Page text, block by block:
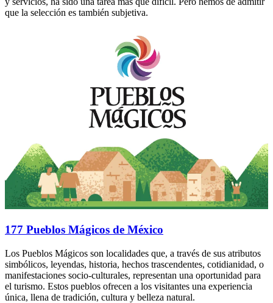
que la selección es también subjetiva.
177 Pueblos Mágicos de México
Los Pueblos Mágicos son localidades que, a través de sus atributos
simbólicos, leyendas, historia, hechos trascendentes, cotidianidad, o
manifestaciones socio-culturales, representan una oportunidad para
el turismo. Estos pueblos ofrecen a los visitantes una experiencia
única, llena de tradición, cultura y belleza natural.